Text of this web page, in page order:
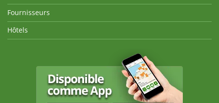
Fournisseurs
Hôtels